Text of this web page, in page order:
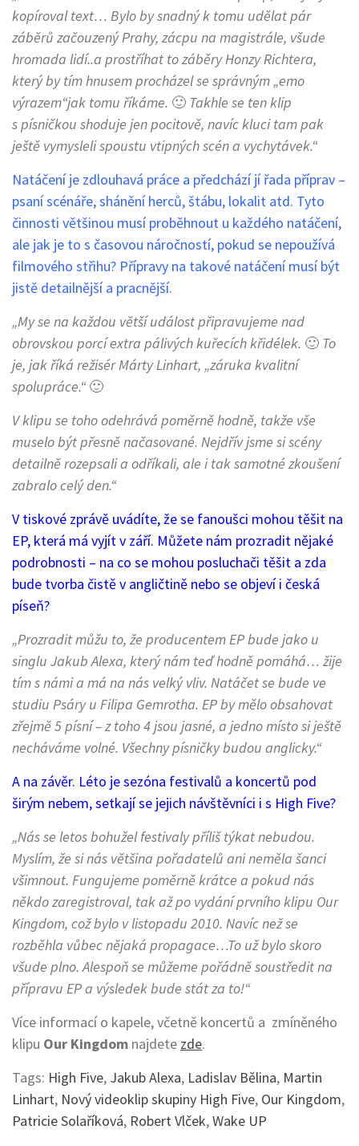
kopíroval text… Bylo by snadný k tomu udělat pár
záběrů začouzený Prahy, zácpu na magistrále, všude
hromada lidí..a prostříhat to záběry Honzy Richtera,
který by tím hnusem procházel se správným „emo
výrazem“jak tomu říkáme. 🙂 Takhle se ten klip
s písničkou shoduje jen pocitově, navíc kluci tam pak
ještě vymysleli spoustu vtipných scén a vychytávek.“
Natáčení je zdlouhavá práce a předchází jí řada příprav –
psaní scénáře, shánění herců, štábu, lokalit atd. Tyto
činnosti většinou musí proběhnout u každého natáčení,
ale jak je to s časovou náročností, pokud se nepoužívá
filmového střihu? Přípravy na takové natáčení musí být
jistě detailnější a pracnější.
„My se na každou větší událost připravujeme nad
obrovskou porcí extra pálivých kuřecích křidélek. 🙂 To
je, jak říká režisér Márty Linhart, „záruka kvalitní
spolupráce.“🙂
V klipu se toho odehrává poměrně hodně, takže vše
muselo být přesně načasované. Nejdřív jsme si scény
detailně rozepsali a odříkali, ale i tak samotné zkoušení
zabralo celý den.“
V tiskové zprávě uvádíte, že se fanoušci mohou těšit na
EP, která má vyjít v září. Můžete nám prozradit nějaké
podrobnosti – na co se mohou posluchači těšit a zda
bude tvorba čistě v angličtině nebo se objeví i česká
píseň?
„Prozradit můžu to, že producentem EP bude jako u
singlu Jakub Alexa, který nám teď hodně pomáhá… žije
tím s námi a má na nás velký vliv. Natáčet se bude ve
studiu Psáry u Filipa Gemrotha. EP by mělo obsahovat
zřejmě 5 písní – z toho 4 jsou jasné, a jedno místo si ještě
necháváme volné. Všechny písničky budou anglicky.“
A na závěr. Léto je sezóna festivalů a koncertů pod
širým nebem, setkají se jejich návštěvníci i s High Five?
„Nás se letos bohužel festivaly příliš týkat nebudou.
Myslím, že si nás většina pořadatelů ani neměla šanci
všimnout. Fungujeme poměrně krátce a pokud nás
někdo zaregistroval, tak až po vydání prvního klipu Our
Kingdom, což bylo v listopadu 2010. Navíc než se
rozběhla vůbec nějaká propagace…To už bylo skoro
všude plno. Alespoň se můžeme pořádně soustředit na
přípravu EP a výsledek bude stát za to!“
Více informací o kapele, včetně koncertů a zmíněného
klipu Our Kingdom najdete zde.
Tags: High Five, Jakub Alexa, Ladislav Bělina, Martin
Linhart, Nový videoklip skupiny High Five, Our Kingdom,
Patricie Solaříková, Robert Vlček,Wake UP